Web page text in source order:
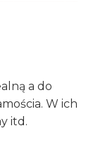
a do
W ich
itd.